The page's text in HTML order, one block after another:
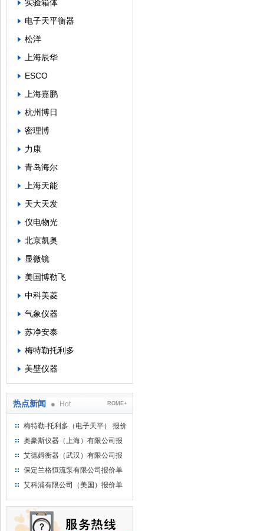
实验箱体
电子天平衡器
松洋
上海辰华
ESCO
上海嘉鹏
杭州博日
密理博
力康
青岛海尔
上海天能
天大天发
仪电物光
北京凯奥
显微镜
美国博勒飞
中科美菱
气象仪器
苏净安泰
梅特勒托利多
美壁仪器
热点新闻 Hot ROME+
梅特勒-托利多（电子天平） 报价
单
奥豪斯仪器（上海）有限公司报
价单
艾德姆衡器（武汉）有限公司报
价单
保定兰格恒流泵有限公司报价单
艾科浦有限公司（美国）报价单